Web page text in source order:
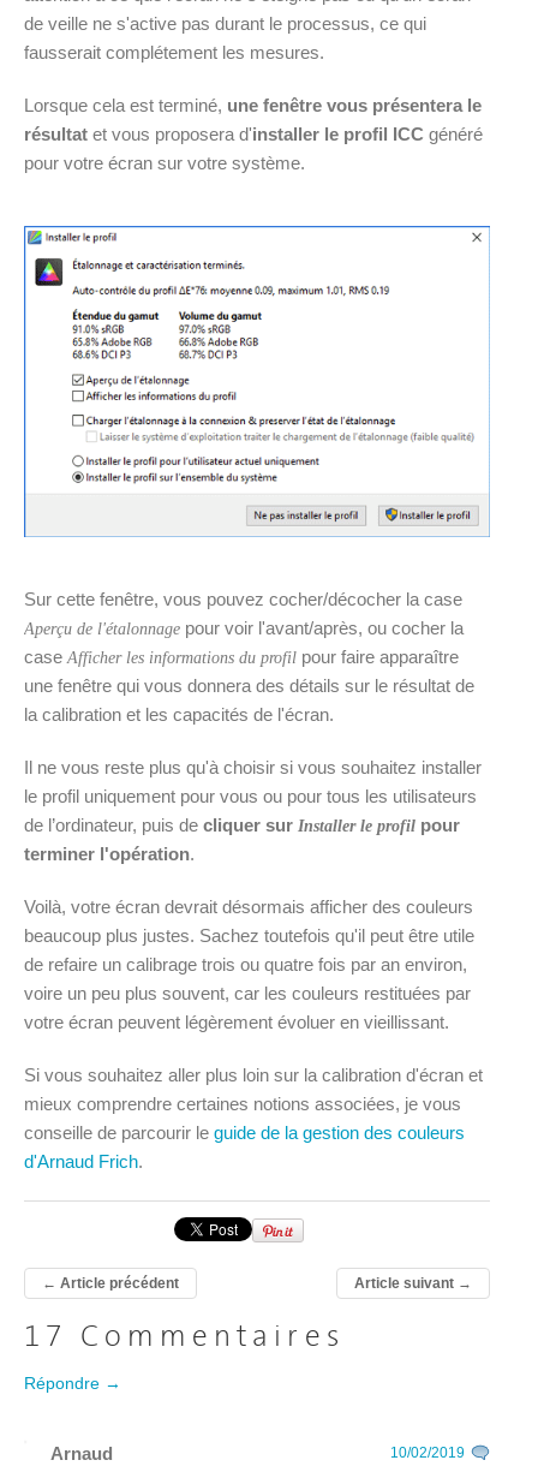
de veille ne s'active pas durant le processus, ce qui
fausserait complétement les mesures.
Lorsque cela est terminé, une fenêtre vous présentera le
résultat et vous proposera d'installer le profil ICC généré
pour votre écran sur votre système.
Sur cette fenêtre, vous pouvez cocher/décocher la case
Aperçu de l'étalonnage pour voir l'avant/après, ou cocher la
case Afficher les informations du profil pour faire apparaître
une fenêtre qui vous donnera des détails sur le résultat de
la calibration et les capacités de l'écran.
Il ne vous reste plus qu'à choisir si vous souhaitez installer
le profil uniquement pour vous ou pour tous les utilisateurs
de l’ordinateur, puis de cliquer sur Installer le profil pour
terminer l'opération.
Voilà, votre écran devrait désormais afficher des couleurs
beaucoup plus justes. Sachez toutefois qu'il peut être utile
de refaire un calibrage trois ou quatre fois par an environ,
voire un peu plus souvent, car les couleurs restituées par
votre écran peuvent légèrement évoluer en vieillissant.
Si vous souhaitez aller plus loin sur la calibration d'écran et
mieux comprendre certaines notions associées, je vous
conseille de parcourir le guide de la gestion des couleurs
d'Arnaud Frich.
← Article précédent Article suivant→
17 Commentaires
Répondre →
Arnaud 10/02/2019